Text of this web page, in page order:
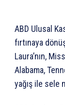
ABD Ulusal
fırtınaya
Laura’nın,
Alabama,
yağış ile sele